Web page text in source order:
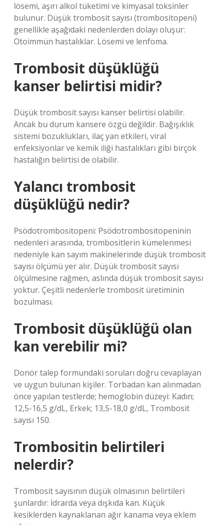
lösemi, aşırı alkol tüketimi ve kimyasal toksinler
bulunur. Düşük trombosit sayısı (trombositopeni)
genellikle aşağıdaki nedenlerden dolayı oluşur:
Otoimmün hastalıklar. Lösemi ve lenfoma.
Trombosit düşüklüğü
kanser belirtisi midir?
Düşük trombosit sayısı kanser belirtisi olabilir.
Ancak bu durum kansere özgü değildir. Bağışıklık
sistemi bozuklukları, ilaç yan etkileri, viral
enfeksiyonlar ve kemik iliği hastalıkları gibi birçok
hastalığın belirtisi de olabilir.
Yalancı trombosit
düşüklüğü nedir?
Psödotrombositopeni: Psödotrombositopeninin
nedenleri arasında, trombositlerin kümelenmesi
nedeniyle kan sayım makinelerinde düşük trombosit
sayısı ölçümü yer alır. Düşük trombosit sayısı
ölçülmesine rağmen, aslında düşük trombosit sayısı
yoktur. Çeşitli nedenlerle trombosit üretiminin
bozulması.
Trombosit düşüklüğü olan
kan verebilir mi?
Donör talep formundaki soruları doğru cevaplayan
ve uygun bulunan kişiler. Torbadan kan alınmadan
önce yapılan testlerde; hemoglobin düzeyi: Kadın;
12,5-16,5 g/dL, Erkek; 13,5-18,0 g/dL, Trombosit
sayısı 150.
Trombositin belirtileri
nelerdir?
Trombosit sayısının düşük olmasının belirtileri
şunlardır: İdrarda veya dışkıda kan. Küçük
kesiklerden kaynaklanan ağır kanama veya eklem